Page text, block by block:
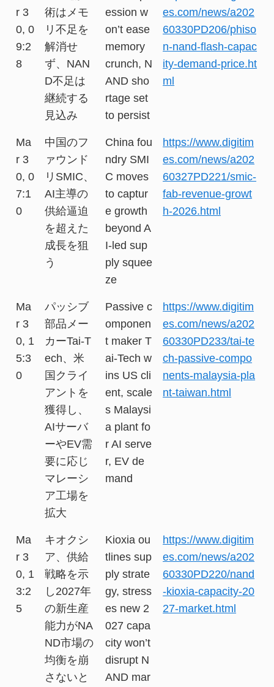
r 3
0, 0
9:2
8
術はメモ
リ不足を
解消せ
ず、NAN
D不足は
継続する
見込み
ession w
on’t ease
memory
crunch, N
AND sho
rtage set
to persist
es.com/news/a202
60330PD206/phiso
n-nand-flash-capac
ity-demand-price.ht
ml
Ma
r 3
0, 0
7:1
0
中国のフ
ァウンド
リSMIC、
AI主導の
供給逼迫
を超えた
成長を狙
う
China fou
ndry SMI
C moves
to captur
e growth
beyond A
I-led sup
ply squee
ze
https://www.digitim
es.com/news/a202
60327PD221/smic-
fab-revenue-growt
h-2026.html
Ma
r 3
0, 1
5:3
0
パッシブ
部品メー
カーTai-T
ech、米
国クライ
アントを
獲得し、
AIサーバ
ーやEV需
要に応じ
マレーシ
ア工場を
拡大
Passive c
omponen
t maker T
ai-Tech w
ins US cli
ent, scale
s Malaysi
a plant fo
r AI serve
r, EV de
mand
https://www.digitim
es.com/news/a202
60330PD233/tai-te
ch-passive-compo
nents-malaysia-pla
nt-taiwan.html
Ma
r 3
0, 1
3:2
5
キオクシ
ア、供給
戦略を示
し2027年
の新生産
能力がNA
ND市場の
均衡を崩
さないと
Kioxia ou
tlines sup
ply strate
gy, stress
es new 2
027 capa
city won’t
disrupt N
AND mar
https://www.digitim
es.com/news/a202
60330PD220/nand
-kioxia-capacity-20
27-market.html